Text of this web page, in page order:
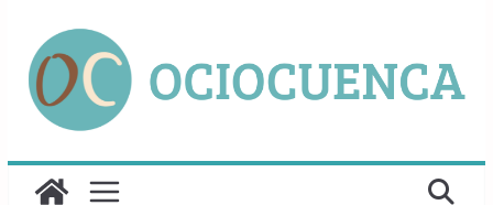
contenido